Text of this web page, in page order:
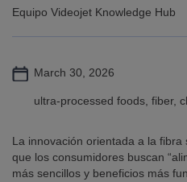
Equipo Videojet Knowledge Hub
March 30, 2026
ultra‑processed foods, fiber,
La innovación orientada a la
que los consumidores buscan
más sencillos y beneficios más